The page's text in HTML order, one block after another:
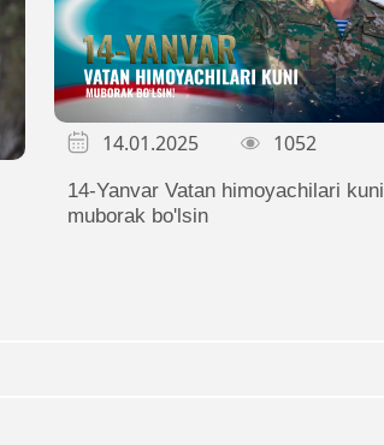
14.01.2025 1052
14-Yanvar Vatan himoyachilari kuni
muborak bo'lsin